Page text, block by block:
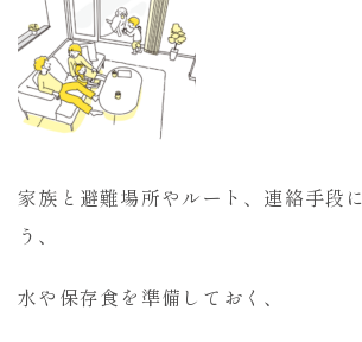
家族と避難場所やルート、連絡手段
う、
水や保存食を準備しておく、